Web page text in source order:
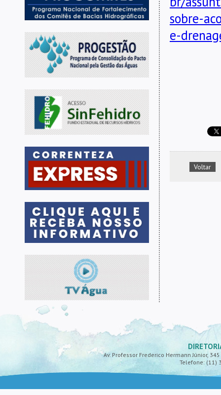
sobre-
e-
Voltar
Av. Professor Frederico Hermann Júnior,
Telefone: (11)